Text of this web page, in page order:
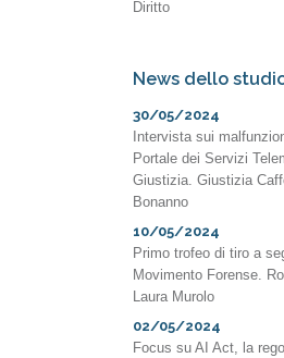
Diritto
News dello
30/05/2024
Intervista sui
Portale dei Servizi
Giustizia. Giustizia
Bonanno
10/05/2024
Primo trofeo di tiro a
Movimento Forense.
Laura Murolo
02/05/2024
Focus su AI Act, la